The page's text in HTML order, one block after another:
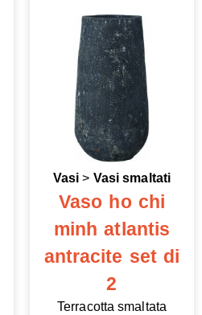
Vasi > Vasi smaltati
Vaso ho chi
minh atlantis
antracite set di
2
Terracotta smaltata